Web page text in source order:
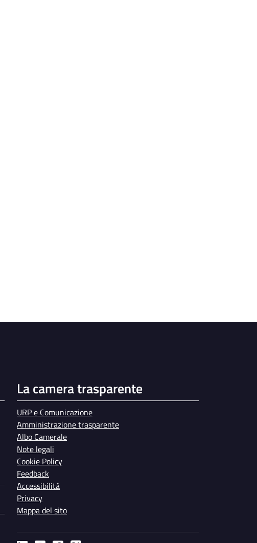
La camera trasparente
URP e Comunicazione
Amministrazione trasparente
Albo Camerale
Note legali
Cookie Policy
Feedback
Accessibilità
Privacy
Mappa del sito